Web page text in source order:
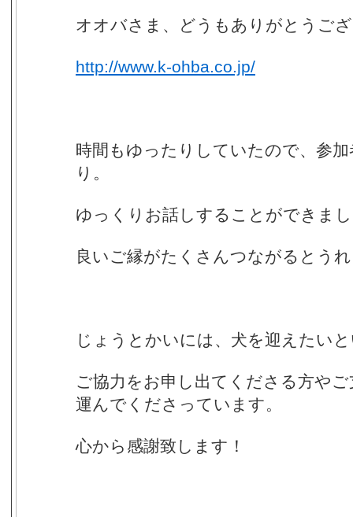
オオバさま、どうもありがとうご
http://www.k-ohba.co.jp/
時間もゆったりしていたので、参
り。
ゆっくりお話しすることができま
良いご縁がたくさんつながるとう
じょうとかいには、犬を迎えたい
ご協力をお申し出てくださる方や
運んでくださっています。
心から感謝致します！